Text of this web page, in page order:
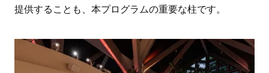
提供することも、本プログラムの重要な柱です。